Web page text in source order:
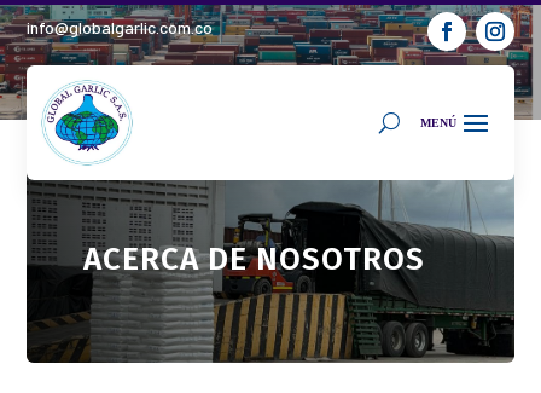
info@globalgarlic.com.co
ACERCA DE NOSOTROS